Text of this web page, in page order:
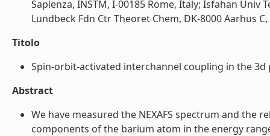
Sapienza, INSTM, I-00185 Rome, Italy; Isfahan Univ
Lundbeck Fdn Ctr Theoret Chem, DK-8000 Aarhus
Titolo
Spin-orbit-activated interchannel coupling in the
Abstract
We have measured the NEXAFS spectrum and
components of the barium atom in the energy